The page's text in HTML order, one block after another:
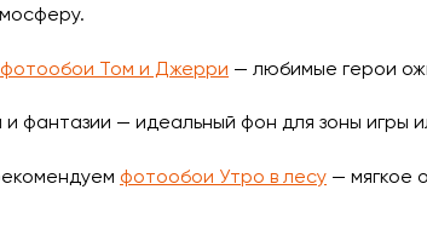
фотообои Том и Джерри — любимые герои
фантазии — идеальный фон для зоны игры
фотообои Утро в лесу — мягкое